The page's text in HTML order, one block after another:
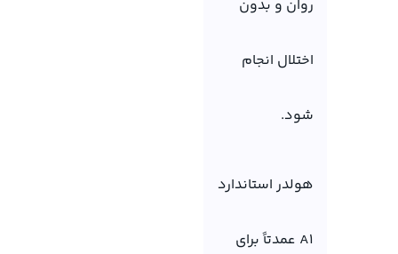
روان و بدون
اختلال انجام
شود.
هولدر استاندارد
A1 عمدتاً برای